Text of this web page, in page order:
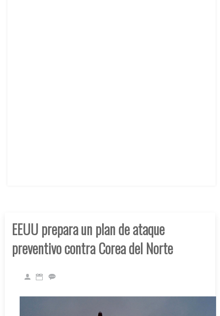
EEUU prepara un plan de ataque
preventivo contra Corea del Norte